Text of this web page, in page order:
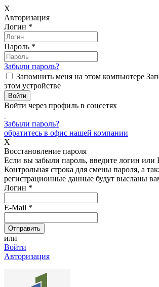
X
Авторизация
Логин *
Пароль *
Забыли пароль?
Запомнить меня на этом компьютере
этом устройстве
Войти через профиль в соцсетях
Забыли пароль?
обратитесь в офис нашей компании
X
Восстановление пароля
Если вы забыли пароль, введите логин или
Контрольная строка для смены пароля, а
регистрационные данные будут высланы
Логин *
E-Mail *
или
Войти
Авторизация